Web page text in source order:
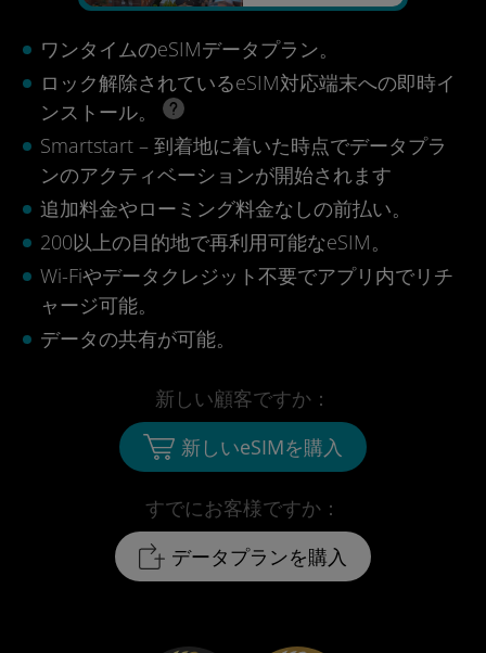
ワンタイムのeSIMデータプラン。
ロック解除されているeSIM対応端末への即時イ
ンストール。
Smartstart – 到着地に着いた時点でデータプラ
ンのアクティベーションが開始されます
追加料金やローミング料金なしの前払い。
200以上の目的地で再利用可能なeSIM。
Wi-Fiやデータクレジット不要でアプリ内でリチ
ャージ可能。
データの共有が可能。
すでにお客様ですか：
データプランを購入
新しい顧客ですか：
新しいeSIMを購入